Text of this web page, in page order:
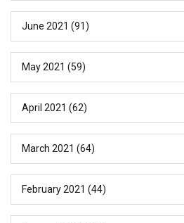
June 2021 (91)
May 2021 (59)
April 2021 (62)
March 2021 (64)
February 2021 (44)